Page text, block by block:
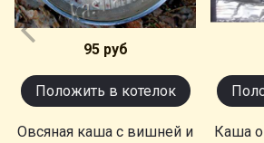
95 руб
Положить в котелок
Овсяная каша с вишней и
Каша